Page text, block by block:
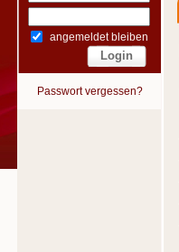
angemeldet bleiben
Passwort vergessen?